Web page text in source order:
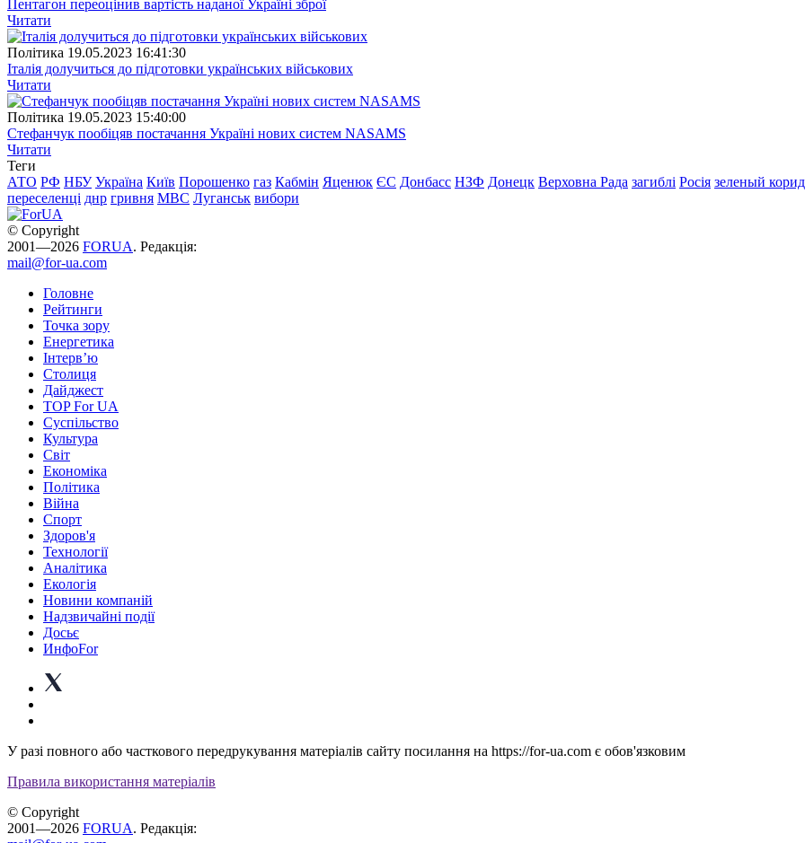
Пентагон переоцінив вартість наданої Україні зброї
Читати
Полiтика 19.05.2023 16:41:30
Італія долучиться до підготовки українських військових
Читати
Полiтика 19.05.2023 15:40:00
Стефанчук пообіцяв постачання Україні нових систем NASAMS
Читати
Теги
АТО РФ НБУ Україна Київ Порошенко газ Кабмін Яценюк ЄС Донбасс НЗФ Донецк Верховна Рада загиблі Росія зеленый
переселенці днр гривня МВС Луганськ вибори
© Copyright
2001—2026 FORUA. Редакція:
mail@for-ua.com
Головне
Рейтинги
Точка зору
Енергетика
Інтерв’ю
Столиця
Дайджест
TOP For UA
Суспiльство
Культура
Світ
Економіка
Політика
Війна
Спорт
Здоров'я
Технології
Аналітика
Екологія
Новини компаній
Надзвичайні події
Досьє
ИнфоFor
У разі повного або часткового передрукування матеріалів сайту посилання на https://for-ua.com є обов'язковим
Правила використання матеріалів
© Copyright
2001—2026 FORUA. Редакція: